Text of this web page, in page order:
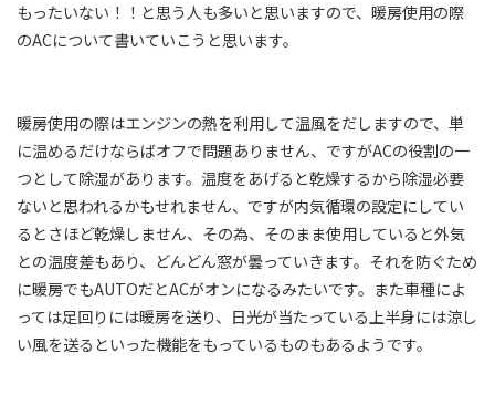
もったいない！！と思う人も多いと思いますので、暖房使用の際
のACについて書いていこうと思います。
暖房使用の際はエンジンの熱を利用して温風をだしますので、単
に温めるだけならばオフで問題ありません、ですがACの役割の一
つとして除湿があります。温度をあげると乾燥するから除湿必要
ないと思われるかもせれません、ですが内気循環の設定にしてい
るとさほど乾燥しません、その為、そのまま使用していると外気
との温度差もあり、どんどん窓が曇っていきます。それを防ぐため
に暖房でもAUTOだとACがオンになるみたいです。また車種によ
っては足回りには暖房を送り、日光が当たっている上半身には涼し
い風を送るといった機能をもっているものもあるようです。